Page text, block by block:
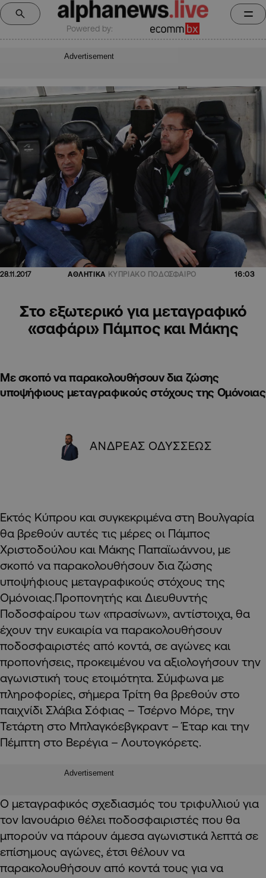
Powered by:
Advertisement
28.11.2017 ΑΘΛΗΤΙΚΑ ΚΥΠΡΙΑΚΟ ΠΟΔΟΣΦΑΙΡΟ 16:03
Στο εξωτερικό για μεταγραφικό
«σαφάρι» Πάμπος και Μάκης
Με σκοπό να παρακολουθήσουν δια ζώσης
υποψήφιους μεταγραφικούς στόχους της Ομόνοιας
ΑΝΔΡΕΑΣ ΟΔΥΣΣΕΩΣ
Εκτός Κύπρου και συγκεκριμένα στη Βουλγαρία
θα βρεθούν αυτές τις μέρες οι Πάμπος
Χριστοδούλου και Μάκης Παπαϊωάννου, με
σκοπό να παρακολουθήσουν δια ζώσης
υποψήφιους μεταγραφικούς στόχους της
Ομόνοιας.Προπονητής και Διευθυντής
Ποδοσφαίρου των «πρασίνων», αντίστοιχα, θα
έχουν την ευκαιρία να παρακολουθήσουν
ποδοσφαιριστές από κοντά, σε αγώνες και
προπονήσεις, προκειμένου να αξιολογήσουν την
αγωνιστική τους ετοιμότητα. Σύμφωνα με
πληροφορίες, σήμερα Τρίτη θα βρεθούν στο
παιχνίδι Σλάβια Σόφιας – Τσέρνο Μόρε, την
Τετάρτη στο Μπλαγκόεβγκραντ – Έταρ και την
Πέμπτη στο Βερέγια – Λουτογκόρετς.
Advertisement
Ο μεταγραφικός σχεδιασμός του τριφυλλιού για
τον Ιανουάριο θέλει ποδοσφαιριστές που θα
μπορούν να πάρουν άμεσα αγωνιστικά λεπτά σε
επίσημους αγώνες, έτσι θέλουν να
παρακολουθήσουν από κοντά τους για να